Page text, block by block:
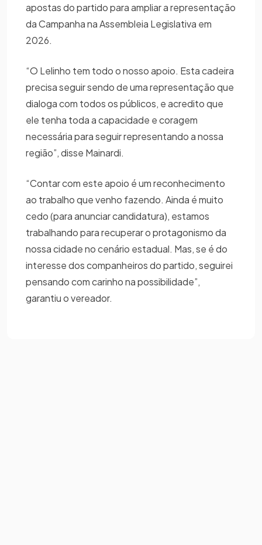
apostas do partido para ampliar a representação
da Campanha na Assembleia Legislativa em
2026.
“O Lelinho tem todo o nosso apoio. Esta cadeira
precisa seguir sendo de uma representação que
dialoga com todos os públicos, e acredito que
ele tenha toda a capacidade e coragem
necessária para seguir representando a nossa
região”, disse Mainardi.
“Contar com este apoio é um reconhecimento
ao trabalho que venho fazendo. Ainda é muito
cedo (para anunciar candidatura), estamos
trabalhando para recuperar o protagonismo da
nossa cidade no cenário estadual. Mas, se é do
interesse dos companheiros do partido, seguirei
pensando com carinho na possibilidade”,
garantiu o vereador.